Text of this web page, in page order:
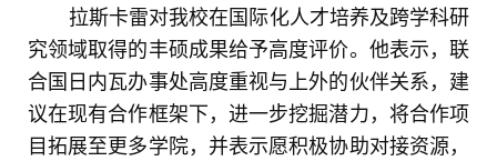
拉斯卡雷对我校在国际化人才培养及跨学科研
究领域取得的丰硕成果给予高度评价。他表示，联
合国日内瓦办事处高度重视与上外的伙伴关系，建
议在现有合作框架下，进一步挖掘潜力，将合作项
目拓展至更多学院，并表示愿积极协助对接资源，